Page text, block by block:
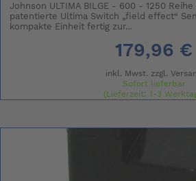
Johnson ULTIMA BILGE - 600 - 1250
patentierte Ultima Switch „field effect“
kompakte Einheit fertig zur...
179,96 €
inkl. Mwst. zzgl.
Sofort lieferbar
(Lieferzeit: 1-3